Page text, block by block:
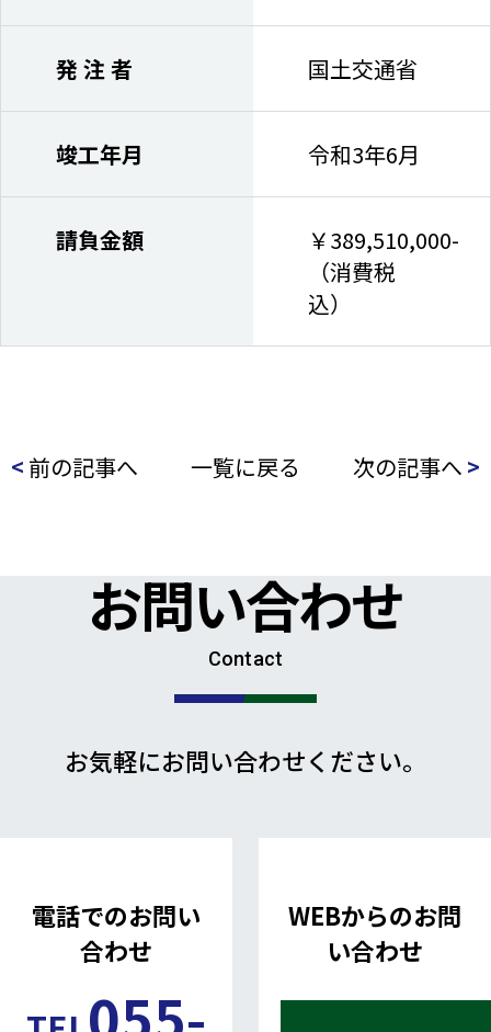
発 注 者 国土交通省
竣工年月 令和3年6月
請負金額
￥389,510,000-
（消費税
込）
< 前の記事へ 一覧に戻る 次の記事へ >
お問い合わせ
Contact
お気軽にお問い合わせください。
電話でのお問い
合わせ
WEBからのお問
い合わせ